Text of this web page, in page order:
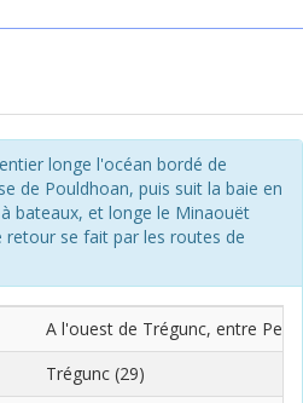
longe l'océan bordé de
de Pouldhoan, puis suit la baie en
bateaux, et longe le Minaouët
retour se fait par les routes de
A l'ouest de Trégunc, entre
Trégunc (29)